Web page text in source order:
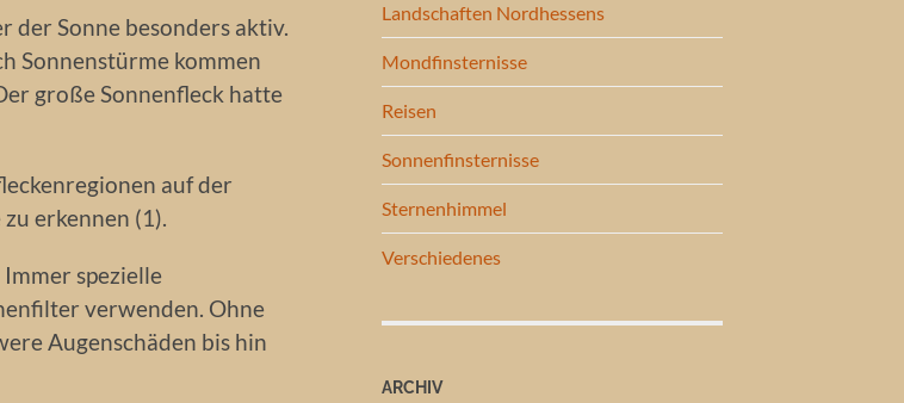
der Sonne besonders aktiv.
Sonnenstürme kommen
große Sonnenfleck hatte
auf der
erkennen (1).
spezielle
verwenden. Ohne
Augenschäden bis hin
Landschaften Nordhessens
Mondfinsternisse
Reisen
Sonnenfinsternisse
Sternenhimmel
Verschiedenes
ARCHIV